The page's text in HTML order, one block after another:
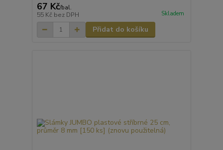
67 Kč/bal.
55 Kč bez DPH Skladem
Přidat do košíku